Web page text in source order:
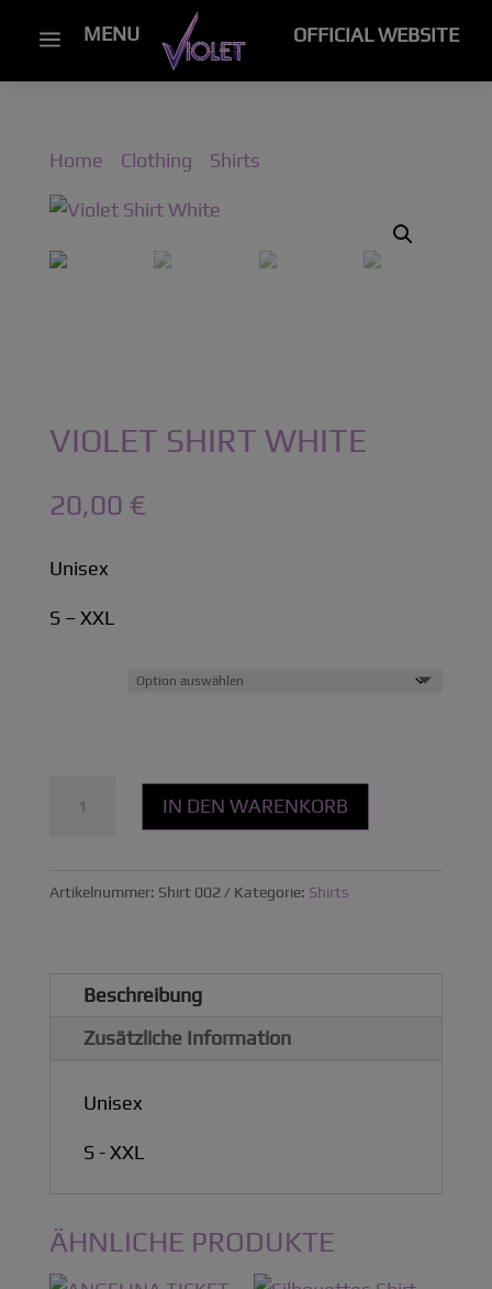
a MENU OFFICIAL WEBSITE
Home Clothing Shirts
VIOLET SHIRT WHITE
20,00 €
Unisex
S – XXL
Shirt
IN DEN WARENKORB
Artikelnummer: Shirt 002 Kategorie: Shirts
Beschreibung
Zusätzliche Information
Unisex
S - XXL
ÄHNLICHE PRODUKTE